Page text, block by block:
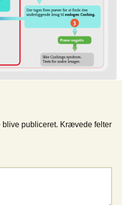
blive publiceret. Krævede felter